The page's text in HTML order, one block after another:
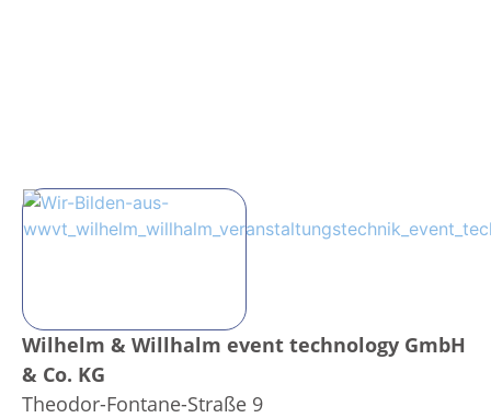
Wilhelm & Willhalm event technology GmbH
& Co. KG
Theodor-Fontane-Straße 9